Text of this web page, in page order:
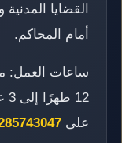
القضايا
أمام المحاكم.
ساعات العمل:
على